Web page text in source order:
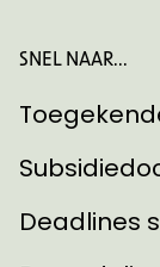
SNEL NAAR...
Deadlines